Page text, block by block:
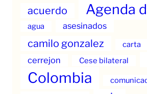
acuerdo Agenda
agua asesinados
camilo gonzalez carta
cerrejon Cese bilateral
Colombia